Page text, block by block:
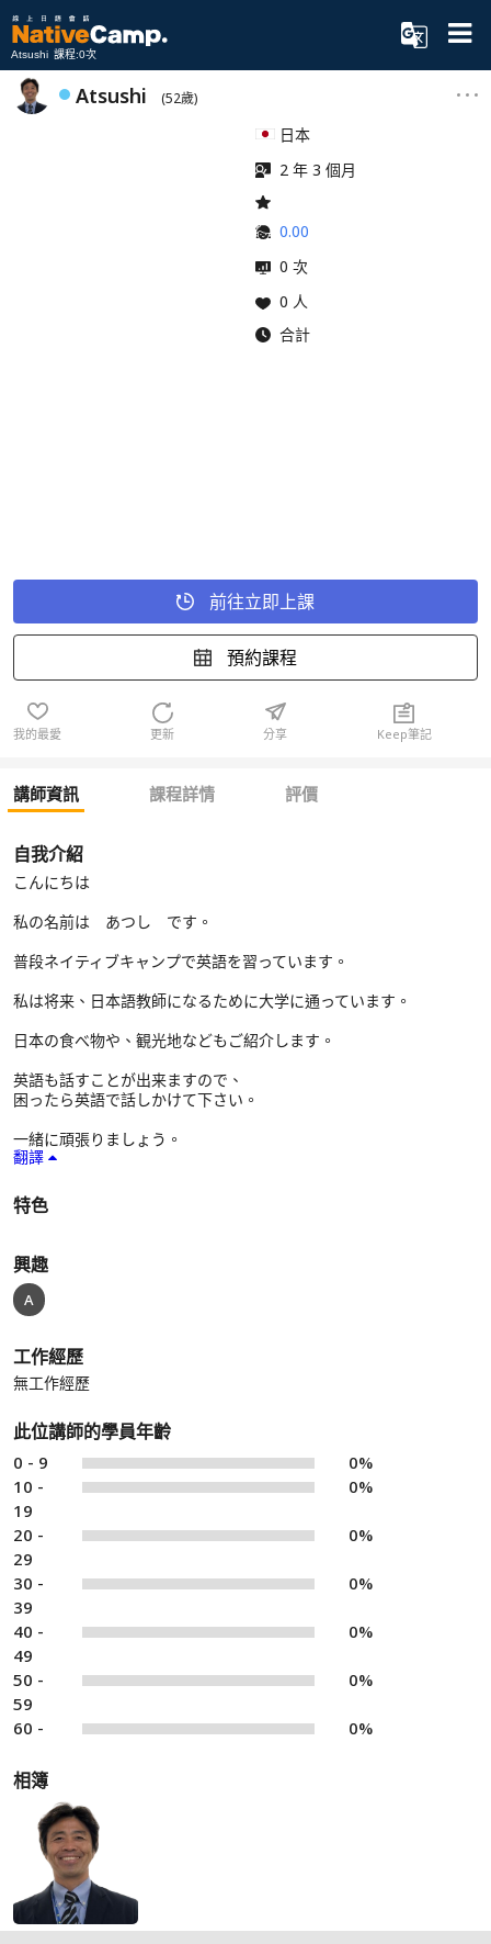
Atsushi 課程:0次
Atsushi (52歲)
日本
2 年 3 個月
0.00
0 次
0 人
合計
前往立即上課
預約課程
我的最愛 更新 分享 Keep筆記
講師資訊 課程詳情 評價
自我介紹
こんにちは
私の名前は あつし です。
普段ネイティブキャンプで英語を習っています。
私は将来、日本語教師になるために大学に通っています。
日本の食べ物や、観光地などもご紹介します。
英語も話すことが出来ますので、
困ったら英語で話しかけて下さい。
一緒に頑張りましょう。
翻譯
特色
興趣
A
工作經歷
無工作經歷
此位講師的學員年齡
0 - 9
0%
10 -
19
0%
20 -
29
0%
30 -
39
0%
40 -
49
0%
50 -
59
0%
60 - 0%
相簿